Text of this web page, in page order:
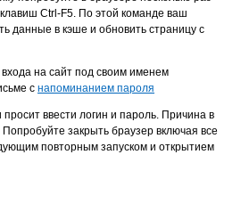
Ctrl-F5. По этой команде ваш
данные в кэше и обновить страницу с
на сайт под своим именем
с напоминанием пароля
просит ввести логин и пароль. Причина в
закрыть браузер включая все
повторным запуском и открытием